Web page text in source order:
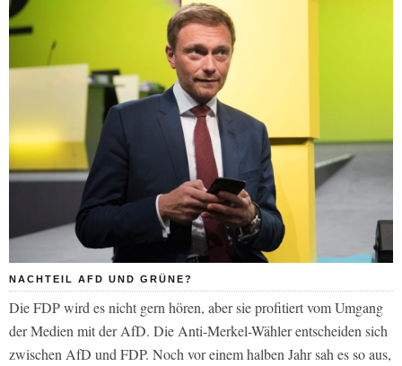
NACHTEIL AFD UND GRÜNE?
Die FDP wird es nicht gern hören, aber sie profitiert vom Umgang
der Medien mit der AfD. Die Anti-Merkel-Wähler entscheiden sich
zwischen AfD und FDP. Noch vor einem halben Jahr sah es so aus,